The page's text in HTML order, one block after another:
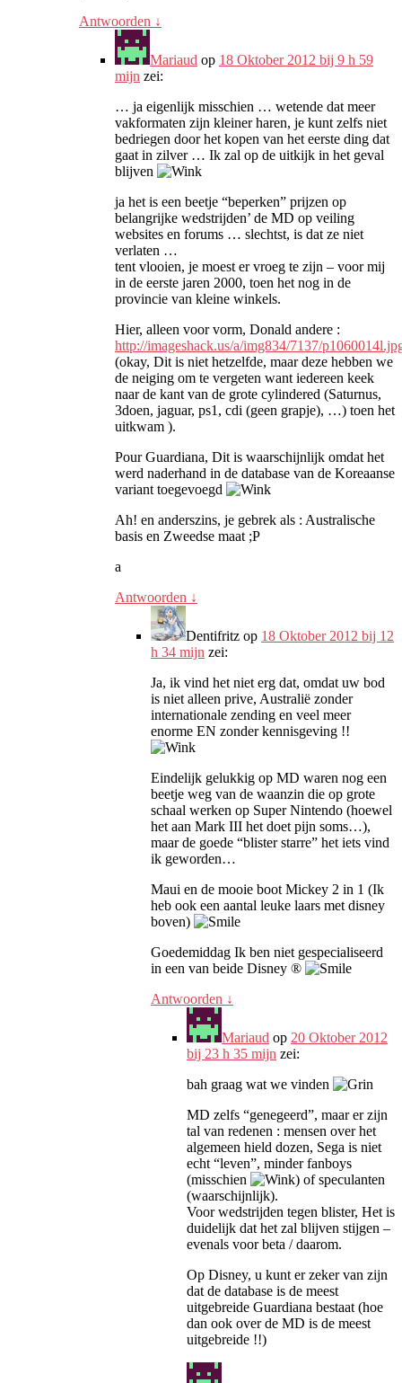
Antwoorden ↓
Mariaud op 18 Oktober 2012 bij 9 h 59
mijn zei:
… ja eigenlijk misschien … wetende dat meer
vakformaten zijn kleiner haren, je kunt zelfs niet
bedriegen door het kopen van het eerste ding dat
gaat in zilver … Ik zal op de uitkijk in het geval
blijven
ja het is een beetje “beperken” prijzen op
belangrijke wedstrijden’ de MD op veiling
websites en forums … slechtst, is dat ze niet
verlaten …
tent vlooien, je moest er vroeg te zijn – voor mij
in de eerste jaren 2000, toen het nog in de
provincie van kleine winkels.
Hier, alleen voor vorm, Donald andere :
http://imageshack.us/a/img834/7137/
(okay, Dit is niet hetzelfde, maar deze hebben we
de neiging om te vergeten want iedereen keek
naar de kant van de grote cylindered (Saturnus,
3doen, jaguar, ps1, cdi (geen grapje), …) toen het
uitkwam ).
Pour Guardiana, Dit is waarschijnlijk omdat het
werd naderhand in de database van de Koreaanse
variant toegevoegd
Ah! en anderszins, je gebrek als : Australische
basis en Zweedse maat ;P
a
Antwoorden ↓
Dentifritz op 18 Oktober 2012 bij 12
h 34 mijn zei:
Ja, ik vind het niet erg dat, omdat uw bod
is niet alleen prive, Australië zonder
internationale zending en veel meer
enorme EN zonder kennisgeving !!
Eindelijk gelukkig op MD waren nog een
beetje weg van de waanzin die op grote
schaal werken op Super Nintendo (hoewel
het aan Mark III het doet pijn soms…),
maar de goede “blister starre” het iets vind
ik geworden…
Maui en de mooie boot Mickey 2 in 1 (Ik
heb ook een aantal leuke laars met disney
boven)
Goedemiddag Ik ben niet gespecialiseerd
in een van beide Disney ®
Antwoorden ↓
Mariaud op 20 Oktober 2012
bij 23 h 35 mijn zei:
bah graag wat we vinden
MD zelfs “genegeerd”, maar er zijn
tal van redenen : mensen over het
algemeen hield dozen, Sega is niet
echt “leven”, minder fanboys
(misschien
) of speculanten
(waarschijnlijk).
Voor wedstrijden tegen blister, Het is
duidelijk dat het zal blijven stijgen –
evenals voor beta / daarom.
Op Disney, u kunt er zeker van zijn
dat de database is de meest
uitgebreide Guardiana bestaat (hoe
dan ook over de MD is de meest
uitgebreide !!)